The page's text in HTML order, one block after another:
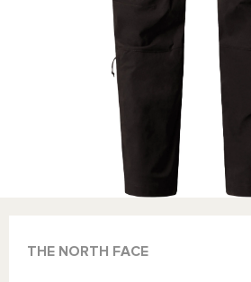
THE NORTH FACE